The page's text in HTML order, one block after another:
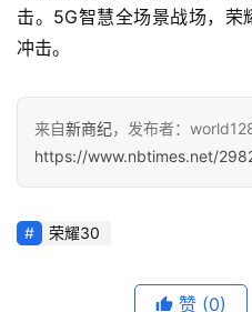
击。5G智慧全场景战场，荣
冲击。
来自新商纪，发布者：
https://www.nbtimes.net/
荣耀30
赞 (0)